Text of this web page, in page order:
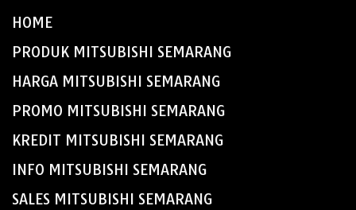
HOME
PRODUK MITSUBISHI SEMARANG
HARGA MITSUBISHI SEMARANG
PROMO MITSUBISHI SEMARANG
KREDIT MITSUBISHI SEMARANG
INFO MITSUBISHI SEMARANG
SALES MITSUBISHI SEMARANG